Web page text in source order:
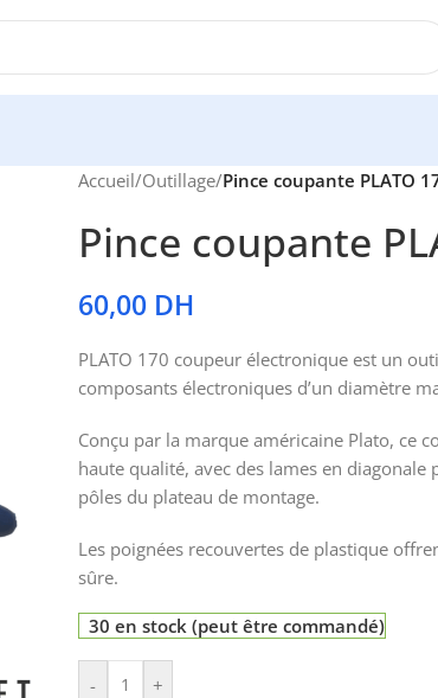
Accueil/Outillage/Pince coupante PLATO
Pince coupante
60,00 DH
PLATO 170 coupeur électronique est un
composants électroniques d’un diamètre
Conçu par la marque américaine Plato, ce
haute qualité, avec des lames en
pôles du plateau de montage.
Les poignées recouvertes de plastique
sûre.
30 en stock (peut être commandé)
- +